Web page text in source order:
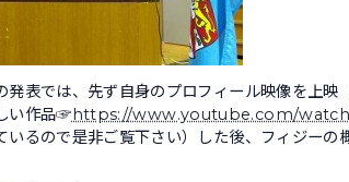
表では、先ず自身のプロフィール映像を上映
い作品☞https://www.youtube.com/
いるので是非ご覧下さい）した後、フィジーの